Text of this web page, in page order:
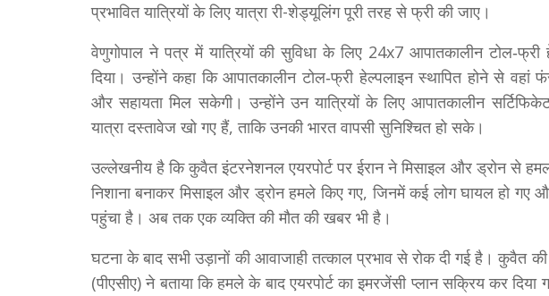
प्रभावित यात्रियों के लिए यात्रा री-शेड्यूलिंग पूरी तरह से फ्री की जाए।
वेणुगोपाल ने पत्र में यात्रियों की सुविधा के लिए 24x7 आपातकालीन
दिया। उन्होंने कहा कि आपातकालीन टोल‑फ्री हेल्पलाइन स्थापित होने से वहां
और सहायता मिल सकेगी। उन्होंने उन यात्रियों के लिए आपातकालीन
यात्रा दस्तावेज खो गए हैं, ताकि उनकी भारत वापसी सुनिश्चित हो सके।
उल्लेखनीय है कि कुवैत इंटरनेशनल एयरपोर्ट पर ईरान ने मिसाइल और ड्रोन से
निशाना बनाकर मिसाइल और ड्रोन हमले किए गए, जिनमें कई लोग घायल हो गए
पहुंचा है। अब तक एक व्यक्ति की मौत की खबर भी है।
घटना के बाद सभी उड़ानों की आवाजाही तत्काल प्रभाव से रोक दी गई है। कुवैत की
(पीएसीए) ने बताया कि हमले के बाद एयरपोर्ट का इमरजेंसी प्लान सक्रिय कर